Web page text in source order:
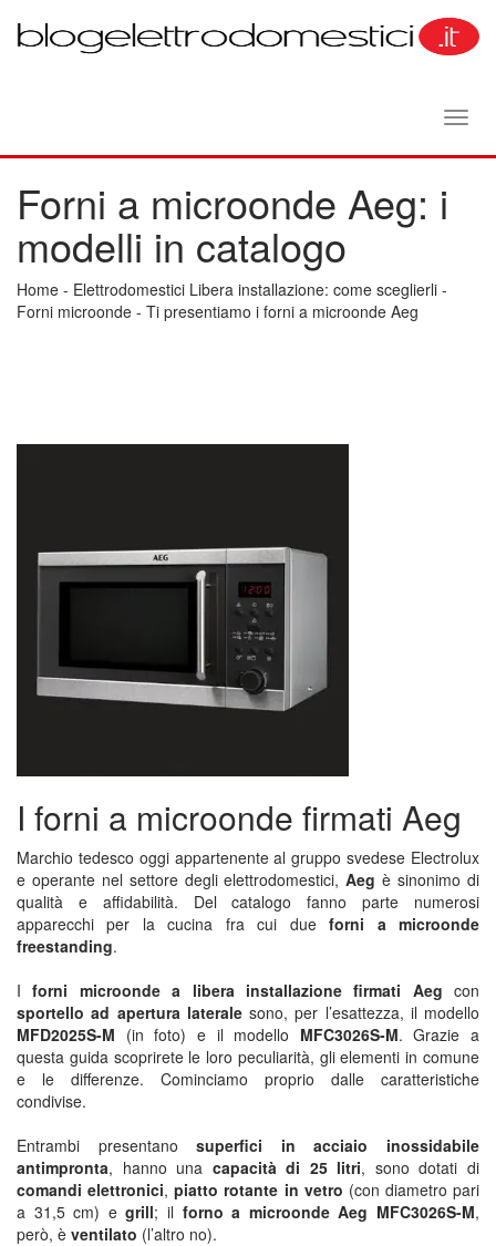
Forni a microonde Aeg: i
modelli in catalogo
Home - Elettrodomestici Libera installazione: come sceglierli -
Forni microonde - Ti presentiamo i forni a microonde Aeg
I forni a microonde firmati Aeg
Marchio tedesco oggi appartenente al gruppo svedese Electrolux
e operante nel settore degli elettrodomestici,Aeg è sinonimo di
qualità e affidabilità. Del catalogo fanno parte numerosi
apparecchi per la cucina fra cui dueforni a microonde
freestanding.
Iforni microonde a libera installazione firmati Aeg con
sportello ad apertura lateralesono, per l’esattezza, il modello
MFD2025S-M (in foto) e il modello MFC3026S-M. Grazie a
questa guida scoprirete le loro peculiarità, gli elementi in comune
e le differenze. Cominciamo proprio dalle caratteristiche
condivise.
Entrambi presentanosuperfici in acciaio inossidabile
antimpronta, hanno una capacità di 25 litri, sono dotati di
comandi elettronici,piatto rotante in vetro (con diametro pari
a 31,5 cm) egrill; il forno a microonde Aeg MFC3026S-M,
però, è ventilato (l’altro no).